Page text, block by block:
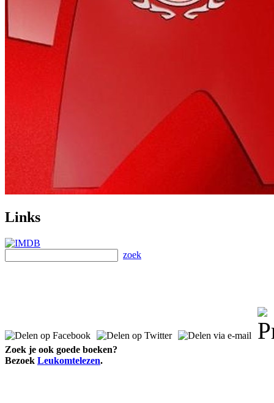
Links
zoek
Zoek je ook goede boeken?
Bezoek Leukomtelezen.